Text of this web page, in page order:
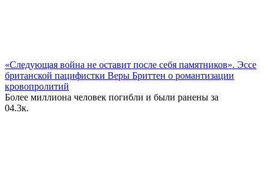
«Следующая война не оставит после себя памятников». Эссе
британской пацифистки Веры Бриттен о романтизации
кровопролитий
Более миллиона человек погибли и были ранены за
04.3к.